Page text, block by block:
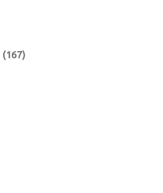
(167)